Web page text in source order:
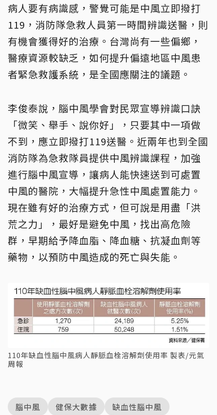
病人要有病識感，警覺可能是中風立即撥打
119，消防隊急救人員第一時間辨識送醫，則
有機會獲得好的治療。台灣尚有一些偏鄉，
醫療資源較缺乏，如何提升偏遠地區中風患
者緊急救護系統，是全國應關注的議題。
李俊泰說，腦中風學會對民眾宣導辨識口訣
「微笑、舉手、說你好」，只要其中一項做
不到，應立即撥打119送醫。近兩年也到全國
消防隊為急救隊員提供中風辨識課程，加強
進行腦中風宣導，讓病人能快速送到可處置
中風的醫院，大幅提升急性中風處置能力。
現在雖有好的治療方式，但可說是用盡「洪
荒之力」，最好是避免中風，找出高危險
群，早期給予降血脂、降血糖、抗凝血劑等
藥物，以預防中風造成的死亡與失能。
110年缺血性腦中風病人靜脈血栓溶解劑使用率 製表/元氣
周報
腦中風 健保大數據
缺血性腦中風